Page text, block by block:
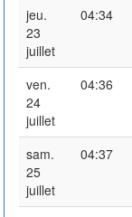
jeu.
23
juillet
04:34
ven.
24
juillet
04:36
sam.
25
juillet
04:37